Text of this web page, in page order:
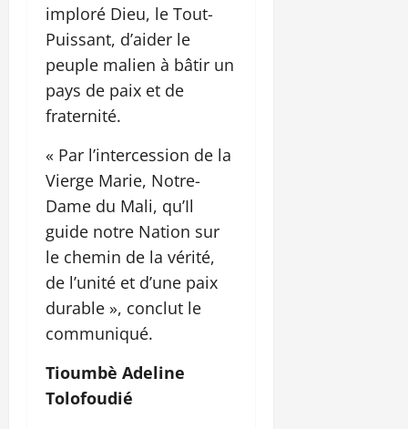
imploré Dieu, le Tout-
Puissant, d’aider le
peuple malien à bâtir un
pays de paix et de
fraternité.
« Par l’intercession de la
Vierge Marie, Notre-
Dame du Mali, qu’Il
guide notre Nation sur
le chemin de la vérité,
de l’unité et d’une paix
durable », conclut le
communiqué.
Tioumbè Adeline
Tolofoudié